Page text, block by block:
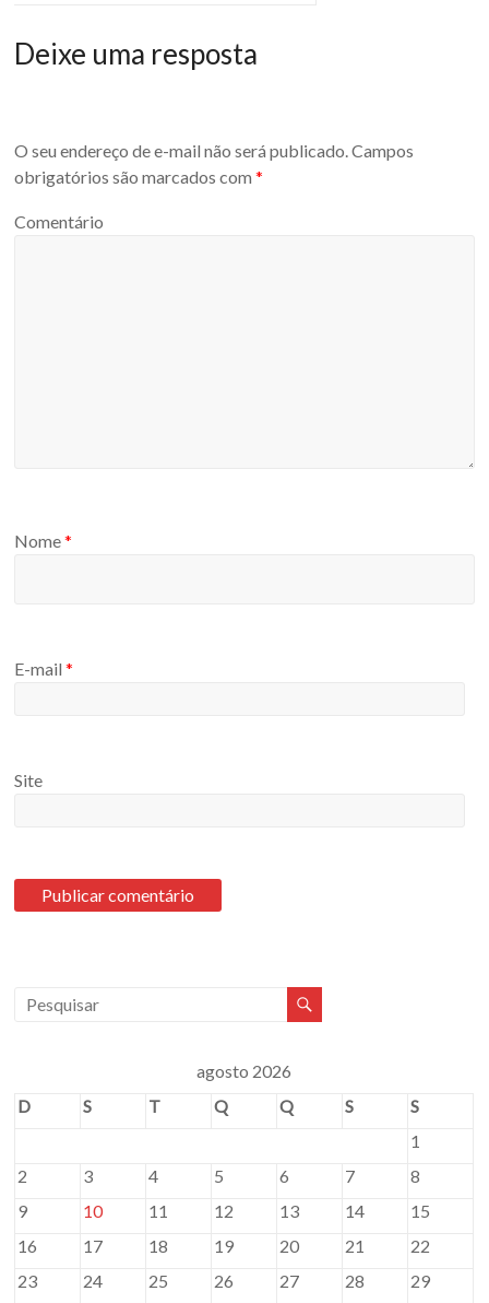
Deixe uma resposta
O seu endereço de e-mail não será publicado. Campos
obrigatórios são marcados com*
Comentário
Nome*
E-mail*
Site
agosto 2026
D
S T Q Q S
S
1
2
3 4 5 6 7
8
9
10 11 12 13 14
15
16
17 18 19 20 21
22
23
24 25 26 27 28
29